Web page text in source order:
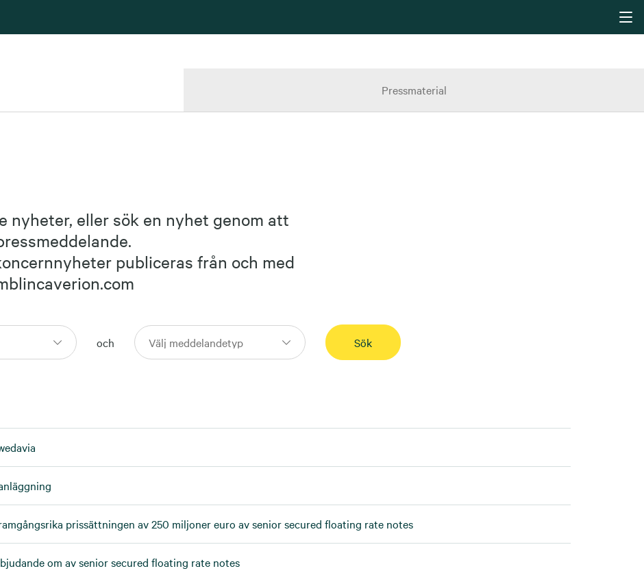
Pressmaterial
nyheter, eller sök en nyhet genom att
publiceras från och med
och
prissättningen av 250 miljoner euro av senior secured floating rate notes
om av senior secured floating rate notes